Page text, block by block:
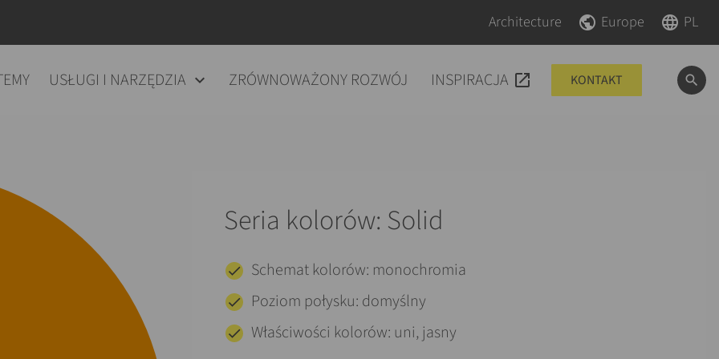
Pomiń nawigacje
Architecture Pomiń nawigacje Europe PL
USŁUGI I NARZĘDZIA ZRÓWNOWAŻONY ROZWÓJ INSPIRACJA KONTAKT
Seria kolorów: Solid
Schemat kolorów: monochromia
Poziom połysku: domyślny
Właściwości kolorów: uni, jasny